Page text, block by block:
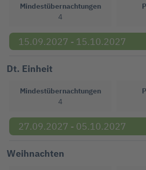
Mindestübernachtungen
4
15.09.2027 - 15.10.2027
Dt. Einheit
Mindestübernachtungen
4
27.09.2027 - 05.10.2027
Weihnachten